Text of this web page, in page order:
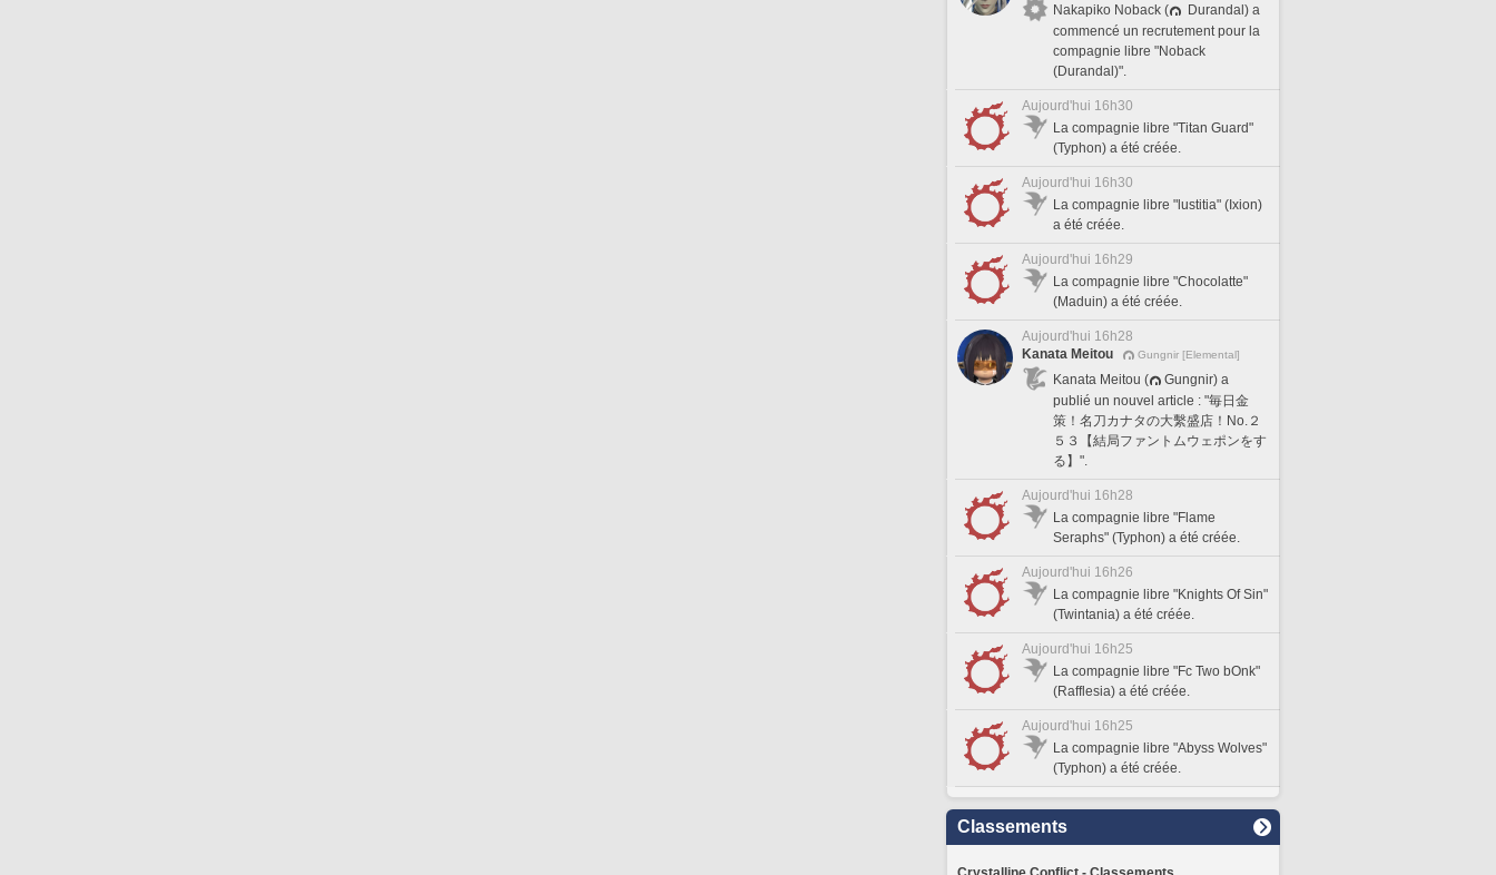
Nakapiko Noback (
Durandal) a
commencé un recrutement pour la
compagnie libre "Noback
(Durandal)".
Aujourd'hui 16h30
La compagnie libre "Titan Guard"
(Typhon) a été créée.
Aujourd'hui 16h30
La compagnie libre "lustitia" (Ixion)
a été créée.
Aujourd'hui 16h29
La compagnie libre "Chocolatte"
(Maduin) a été créée.
Aujourd'hui 16h28
Kanata Meitou
Gungnir [Elemental]
Kanata Meitou (
Gungnir) a
publié un nouvel article : "毎日金
策！名刀カナタの大繫盛店！No.２
５３【結局ファントムウェポンをす
る】".
Aujourd'hui 16h28
La compagnie libre "Flame
Seraphs" (Typhon) a été créée.
Aujourd'hui 16h26
La compagnie libre "Knights Of Sin"
(Twintania) a été créée.
Aujourd'hui 16h25
La compagnie libre "Fc Two bOnk"
(Rafflesia) a été créée.
Aujourd'hui 16h25
La compagnie libre "Abyss Wolves"
(Typhon) a été créée.
Classements